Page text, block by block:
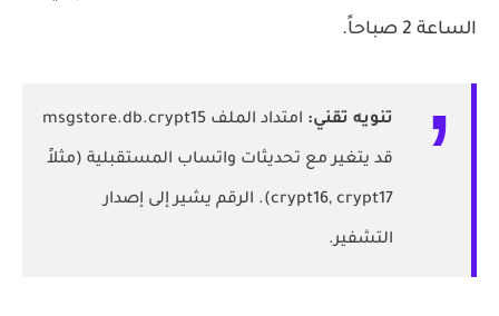
الساعة 2 صباحاً.
تنويه تقني:امتداد الملفmsgstore.db.crypt15
قد يتغير مع تحديثات واتساب المستقبلية (مثلاً
crypt16, crypt17). الرقم يشير إلى إصدار
التشفير.